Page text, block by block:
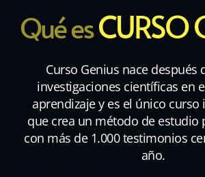
Qué esCURSO
Curso Genius nace después
investigaciones científicas en
aprendizaje y es el único curso
que crea un método de estudio
con más de 1.000 testimonios
año.